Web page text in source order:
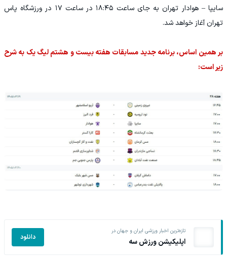
سایپا – هوادار تهران به جای ساعت ۱۸:۴۵ در ساعت ۱۷ در ورزشگاه پاس
تهران آغاز خواهد شد.
بر همین اساس، برنامه جدید مسابقات هفته بیست و هشتم لیگ یک به شرح
زیر است:
تازه‌ترین اخبار ورزشی ایران و جهان در
اپلیکیشن ورزش سه دانلود